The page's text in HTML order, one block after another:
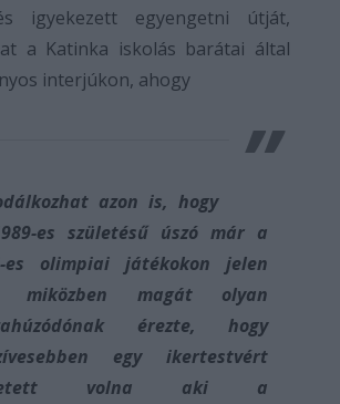
igyekezett egyengetni útját,
a Katinka iskolás barátai által
interjúkon, ahogy
azon is, hogy
es születésű úszó már a
es olimpiai játékokon jelen
miközben magát olyan
érezte, hogy
egy ikertestvért
volna aki a